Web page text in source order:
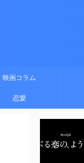
映画コラム
恋愛